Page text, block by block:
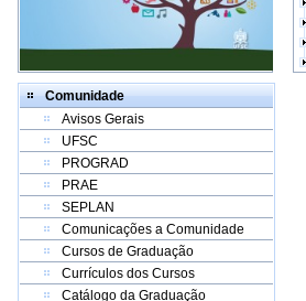
Comunidade
Avisos Gerais
UFSC
PROGRAD
PRAE
SEPLAN
Comunicações a Comunidade
Cursos de Graduação
Currículos dos Cursos
Catálogo da Graduação